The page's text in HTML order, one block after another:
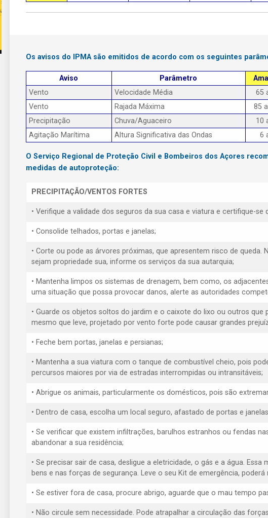
Os avisos do IPMA são emitidos de acordo com os seguintes
Aviso Parâmetro
Vento
Velocidade Média 65
Vento
Rajada Máxima 85
Precipitação
Chuva/Aguaceiro 10
Agitação Marítima
Altura Significativa das Ondas 6
O Serviço Regional de Proteção Civil e Bombeiros dos Açores
medidas de autoproteção:
PRECIPITAÇÃO/VENTOS FORTES
• Verifique a validade dos seguros da sua casa e viatura e certifique-
• Consolide telhados, portas e janelas;
• Corte ou pode as árvores próximas, que apresentem risco de
sejam propriedade sua, informe os serviços da sua autarquia;
• Mantenha limpos os sistemas de drenagem, bem como, os
uma situação que possa provocar danos, alerte as autoridades
• Guarde os objetos soltos do jardim e o caixote do lixo ou outros
mesmo que leve, projetado por vento forte pode causar grandes
• Feche bem portas, janelas e persianas;
• Mantenha a sua viatura com o tanque de combustível cheio, pois
percursos maiores por via de estradas interrompidas ou intransitáveis;
• Abrigue os animais, particularmente os domésticos, pois são
• Dentro de casa, escolha um local seguro, afastado de portas e
• Se verificar que existem infiltrações, barulhos estranhos ou fendas
abandonar a sua residência;
• Se precisar sair de casa, desligue a eletricidade, o gás e a água.
bens e nas forças de segurança. Leve o seu Kit de emergência, poderá
• Se estiver fora de casa, procure abrigo, aguarde que o mau tempo
• Não circule sem necessidade. Pode atrapalhar a circulação das